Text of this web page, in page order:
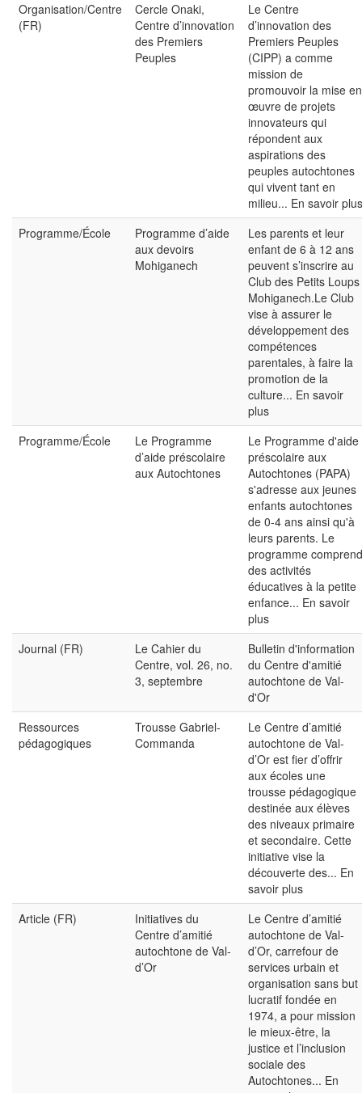
Organisation/Centre
(FR)
Cercle Onaki,
Centre d’innovation
des Premiers
Peuples
Le Centre
d’innovation des
Premiers Peuples
(CIPP) a comme
mission de
promouvoir la mise en
œuvre de projets
innovateurs qui
répondent aux
aspirations des
peuples autochtones
qui vivent tant en
milieu... En savoir plus
Programme/École
Programme d’aide
aux devoirs
Mohiganech
Les parents et leur
enfant de 6 à 12 ans
peuvent s’inscrire au
Club des Petits Loups
Mohiganech.Le Club
vise à assurer le
développement des
compétences
parentales, à faire la
promotion de la
culture... En savoir
plus
Programme/École
Le Programme
d’aide préscolaire
aux Autochtones
Le Programme d'aide
préscolaire aux
Autochtones (PAPA)
s'adresse aux jeunes
enfants autochtones
de 0-4 ans ainsi qu'à
leurs parents. Le
programme comprend
des activités
éducatives à la petite
enfance... En savoir
plus
Journal (FR)
Le Cahier du
Centre, vol. 26, no.
3, septembre
Bulletin d'information
du Centre d'amitié
autochtone de Val-
d'Or
Ressources
pédagogiques
Trousse Gabriel-
Commanda
Le Centre d’amitié
autochtone de Val-
d’Or est fier d’offrir
aux écoles une
trousse pédagogique
destinée aux élèves
des niveaux primaire
et secondaire. Cette
initiative vise la
découverte des... En
savoir plus
Article (FR)
Initiatives du
Centre d’amitié
autochtone de Val-
d’Or
Le Centre d’amitié
autochtone de Val-
d’Or, carrefour de
services urbain et
organisation sans but
lucratif fondée en
1974, a pour mission
le mieux-être, la
justice et l’inclusion
sociale des
Autochtones... En